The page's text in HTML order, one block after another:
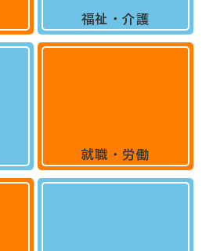
福祉・介護
就職・労働